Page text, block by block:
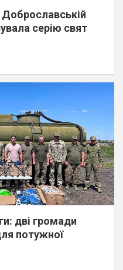
серію свят
дві громади
потужної